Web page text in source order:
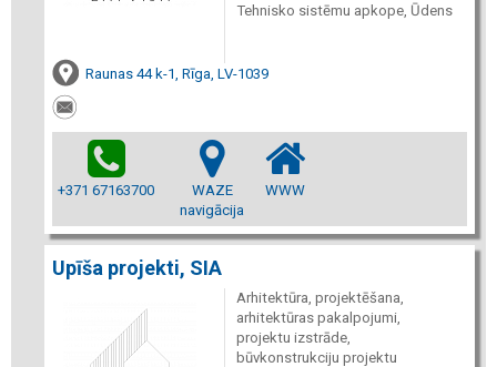
Tehnisko sistēmu apkope, Ūdens
Raunas 44 k-1, Rīga, LV-1039
+371 67163700
WAZE
navigācija
WWW
Upīša projekti, SIA
Arhitektūra, projektēšana,
arhitektūras pakalpojumi,
projektu izstrāde,
būvkonstrukciju projektu